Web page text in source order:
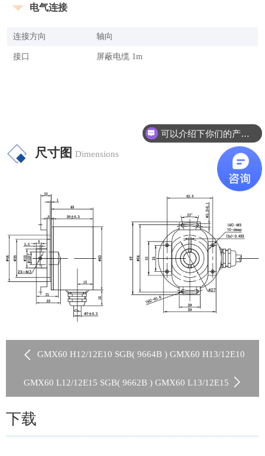
电气连接
连接方向 轴向
接口 屏蔽电缆 1m
尺寸图 Dimensions
GMX60 H12/12E10 SGB( 9664B ) GMX60 H13/12E10
SGB( 9664A )
GMX60 L12/12E15 SGB( 9662B ) GMX60 L13/12E15
SGB( 9662A )
下载
可以介绍下你们的产品么？